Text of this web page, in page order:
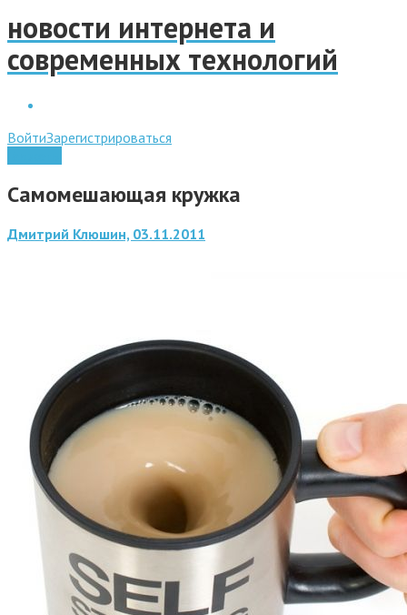
новости интернета и
современных технологий
ВойтиЗарегистрироваться
Самомешающая кружка
Дмитрий Клюшин, 03.11.2011